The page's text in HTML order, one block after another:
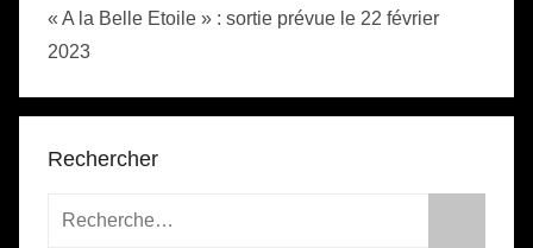
« A la Belle Etoile » : sortie prévue le 22 février
2023
Rechercher